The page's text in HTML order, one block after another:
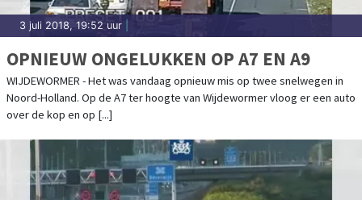
3 juli 2018, 19:52 uur
OPNIEUW ONGELUKKEN OP A7 EN A9
WIJDEWORMER - Het was vandaag opnieuw mis op twee snelwegen in
Noord-Holland. Op de A7 ter hoogte van Wijdewormer vloog er een auto
over de kop en op [...]